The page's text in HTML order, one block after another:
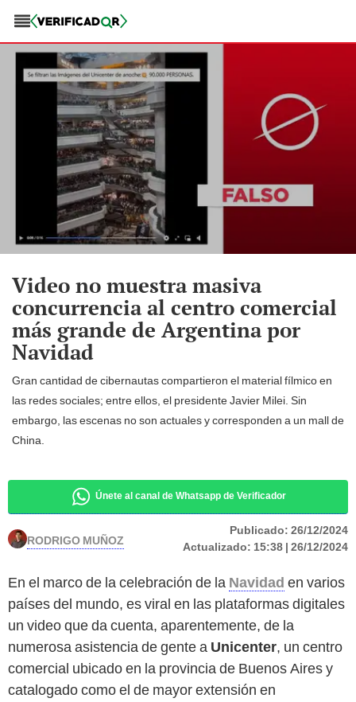
Video no muestra masiva
concurrencia al centro comercial
más grande de Argentina por
Navidad
Gran cantidad de cibernautas compartieron el material fílmico en
las redes sociales; entre ellos, el presidente Javier Milei. Sin
embargo, las escenas no son actuales y corresponden a un mall de
China.
Únete al canal de Whatsapp de Verificador
RODRIGO MUÑOZ Publicado: 26/12/2024
Actualizado: 15:38 | 26/12/2024
En el marco de la celebración de la Navidad en varios
países del mundo, es viral en las plataformas digitales
un video que da cuenta, aparentemente, de la
numerosa asistencia de gente a Unicenter, un centro
comercial ubicado en la provincia de Buenos Aires y
catalogado como el de mayor extensión en